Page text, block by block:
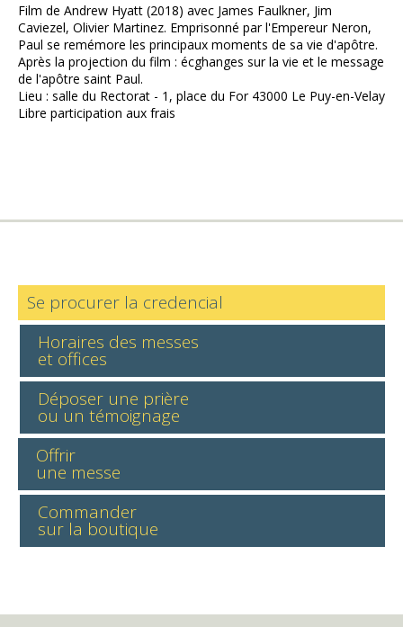
Film de Andrew Hyatt (2018) avec James Faulkner, Jim
Caviezel, Olivier Martinez. Emprisonné par l'Empereur Neron,
Paul se remémore les principaux moments de sa vie d'apôtre.
Après la projection du film : écghanges sur la vie et le message
de l'apôtre saint Paul.
Lieu : salle du Rectorat - 1, place du For 43000 Le Puy-en-Velay
Libre participation aux frais
Se procurer la credencial
Horaires des messes
et offices
Déposer une prière
ou un témoignage
Offrir
une messe
Commander
sur la boutique